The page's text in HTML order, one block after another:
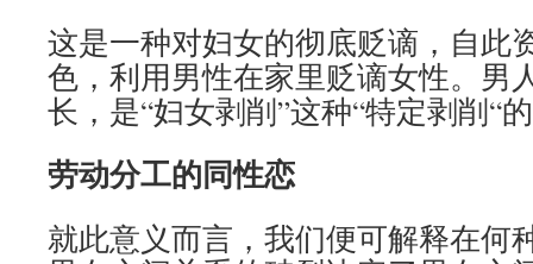
这是一种对妇女的彻底贬谪，自此
色，利用男性在家里贬谪女性。男
长，是“妇女剥削”这种“特定剥削“
劳动分工的同性恋
就此意义而言，我们便可解释在何